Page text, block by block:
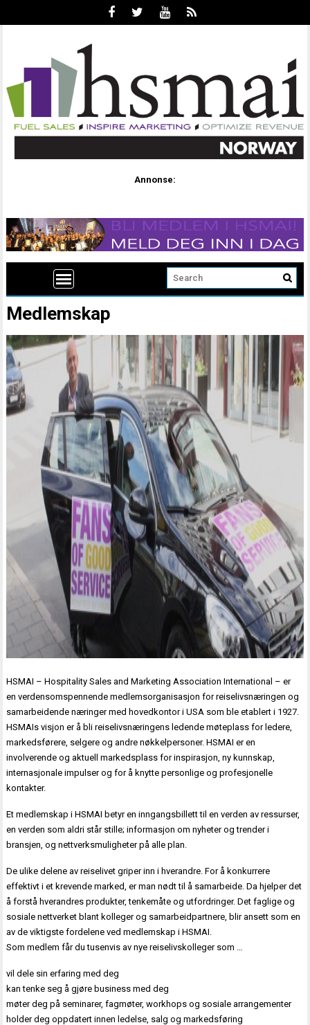
Annonse:
Medlemskap
HSMAI – Hospitality Sales and Marketing Association International – er
en verdensomspennende medlemsorganisasjon for reiselivsnæringen og
samarbeidende næringer med hovedkontor i USA som ble etablert i 1927.
HSMAIs visjon er å bli reiselivsnæringens ledende møteplass for ledere,
markedsførere, selgere og andre nøkkelpersoner. HSMAI er en
involverende og aktuell markedsplass for inspirasjon, ny kunnskap,
internasjonale impulser og for å knytte personlige og profesjonelle
kontakter.
Et medlemskap i HSMAI betyr en inngangsbillett til en verden av ressurser,
en verden som aldri står stille; informasjon om nyheter og trender i
bransjen, og nettverksmuligheter på alle plan.
De ulike delene av reiselivet griper inn i hverandre. For å konkurrere
effektivt i et krevende marked, er man nødt til å samarbeide. Da hjelper det
å forstå hverandres produkter, tenkemåte og utfordringer. Det faglige og
sosiale nettverket blant kolleger og samarbeidpartnere, blir ansett som en
av de viktigste fordelene ved medlemskap i HSMAI.
Som medlem får du tusenvis av nye reiselivskolleger som …
vil dele sin erfaring med deg
kan tenke seg å gjøre business med deg
møter deg på seminarer, fagmøter, workhops og sosiale arrangementer
holder deg oppdatert innen ledelse, salg og markedsføring